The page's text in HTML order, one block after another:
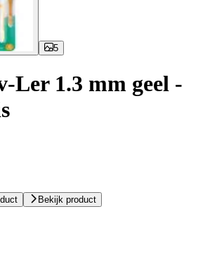
5
Ler 1.3 mm geel -
Bekijk product